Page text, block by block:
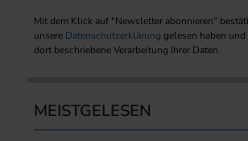
Mit dem Klick auf "Newsletter abonnieren"
unsere Datenschutzerklärung gelesen haben
dort beschriebene Verarbeitung Ihrer Daten.
MEISTGELESEN